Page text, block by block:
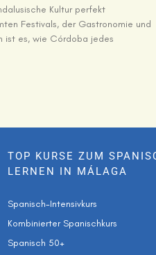
Kultur perfekt
Festivals, der Gastronomie und
ist es, wie Córdoba jedes
TOP KURSE ZUM
LERNEN IN MÁLAGA
Spanisch-Intensivkurs
Kombinierter Spanischkurs
Spanisch 50+